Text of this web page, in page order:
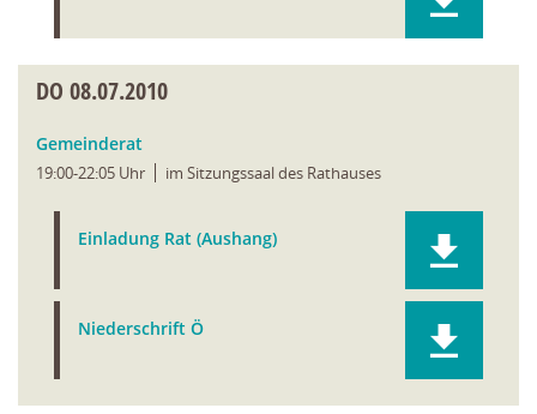
DO 08.07.2010
Gemeinderat
19:00-22:05 Uhr im Sitzungssaal des Rathauses
Einladung Rat (Aushang)
Niederschrift Ö